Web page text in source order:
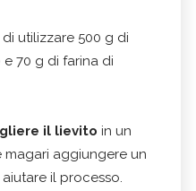
utilizzare 500 g di
e 70 g di farina di
il lievito in un
aggiungere un
il processo.